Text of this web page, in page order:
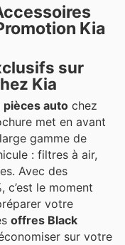
Kia
sur
Kia
auto chez
met en avant
gamme de
: filtres à air,
Avec des
c’est le moment
votre
offres Black
sur votre